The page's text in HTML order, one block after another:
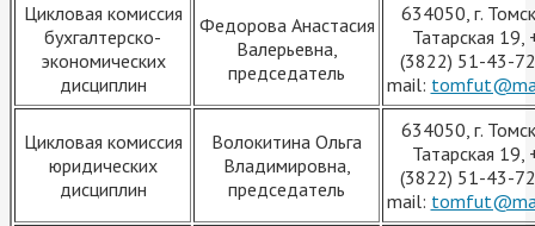
Цикловая комиссия
бухгалтерско-
экономических
дисциплин
Федорова Анастасия
Валерьевна,
председатель
634050, г.
Татарская 19,
(3822) 51-43-
mail:
Цикловая комиссия
юридических
дисциплин
Волокитина Ольга
Владимировна,
председатель
634050, г.
Татарская 19,
(3822) 51-43-
mail: